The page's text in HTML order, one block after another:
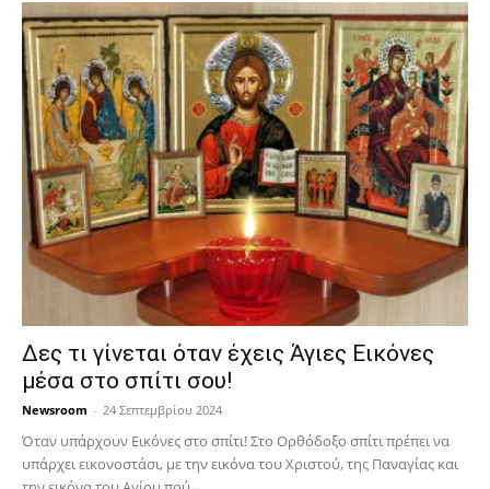
Δες τι γίνεται όταν έχεις Άγιες Εικόνες
μέσα στο σπίτι σου!
Newsroom - 24 Σεπτεμβρίου 2024
Όταν υπάρχουν Εικόνες στο σπίτι! Στο Ορθόδοξο σπίτι πρέπει να
υπάρχει εικονοστάσι, με την εικόνα του Χριστού, της Παν­αγίας και